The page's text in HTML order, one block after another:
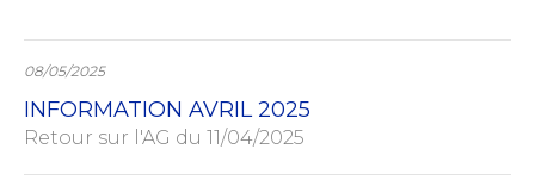
08/05/2025
INFORMATION AVRIL 2025
Retour sur l'AG du 11/04/2025